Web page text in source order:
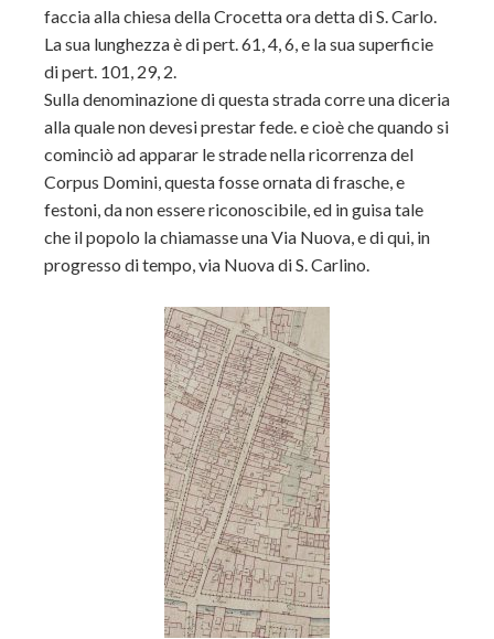
faccia alla chiesa della Crocetta ora detta di S. Carlo.
La sua lunghezza è di pert. 61, 4, 6, e la sua superficie
di pert. 101, 29, 2.
Sulla denominazione di questa strada corre una diceria
alla quale non devesi prestar fede. e cioè che quando si
cominciò ad apparar le strade nella ricorrenza del
Corpus Domini, questa fosse ornata di frasche, e
festoni, da non essere riconoscibile, ed in guisa tale
che il popolo la chiamasse una Via Nuova, e di qui, in
progresso di tempo, via Nuova di S. Carlino.